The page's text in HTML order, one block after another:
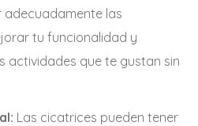
adecuadamente las
tu funcionalidad y
actividades que te gustan sin
Las cicatrices pueden tener